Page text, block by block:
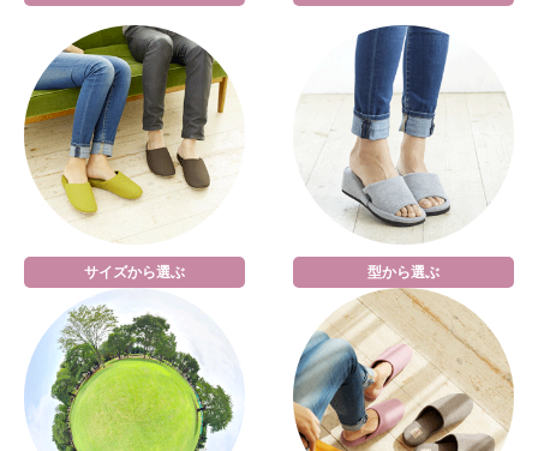
サイズから選ぶ 型から選ぶ